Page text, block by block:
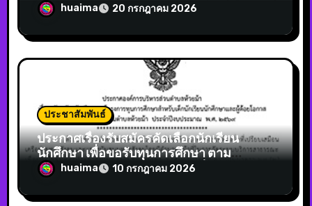
huaima 20 กรกฎาคม 2026
ประชาสัมพันธ์
ประกาศเรื่องรับสมัครคัดเลือกนักเรียน
นักศึกษา เพื่อขอรับทุนการศึกษา ตาม
โครงการทุนการศึกษาสำหรับเด็กนักเรียน
นักศึกษาและผู้ด้อยโอกาสองค์การบริหาร
ส่วนตำบลห้วยม้า ประจำปีงบประมาณ พ.ศ.
huaima 10 กรกฎาคม 2026